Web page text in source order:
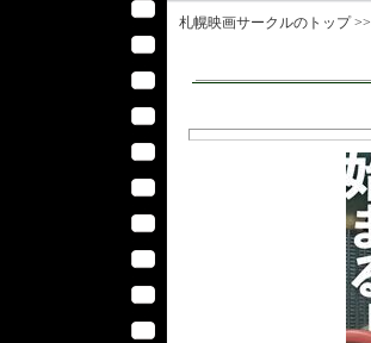
札幌映画サークルのトップ >>